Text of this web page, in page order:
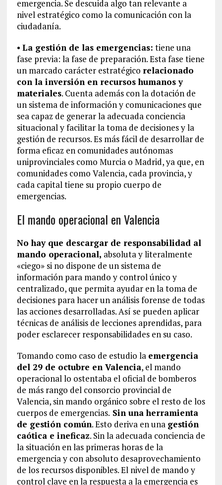
emergencia. Se descuida algo tan relevante a
nivel estratégico como la comunicación con la
ciudadanía.
• La gestión de las emergencias: tiene una
fase previa: la fase de preparación. Esta fase tiene
un marcado carácter estratégico relacionado
con la inversión en recursos humanos y
materiales. Cuenta además con la dotación de
un sistema de información y comunicaciones que
sea capaz de generar la adecuada conciencia
situacional y facilitar la toma de decisiones y la
gestión de recursos. Es más fácil de desarrollar de
forma eficaz en comunidades autónomas
uniprovinciales como Murcia o Madrid, ya que, en
comunidades como Valencia, cada provincia, y
cada capital tiene su propio cuerpo de
emergencias.
El mando operacional en Valencia
No hay que descargar de responsabilidad al
mando operacional, absoluta y literalmente
«ciego» si no dispone de un sistema de
información para mando y control único y
centralizado, que permita ayudar en la toma de
decisiones para hacer un análisis forense de todas
las acciones desarrolladas. Así se pueden aplicar
técnicas de análisis de lecciones aprendidas, para
poder esclarecer responsabilidades en su caso.
Tomando como caso de estudio la emergencia
del 29 de octubre en Valencia, el mando
operacional lo ostentaba el oficial de bomberos
de más rango del consorcio provincial de
Valencia, sin mando orgánico sobre el resto de los
cuerpos de emergencias. Sin una herramienta
de gestión común. Esto deriva en una gestión
caótica e ineficaz. Sin la adecuada conciencia de
la situación en las primeras horas de la
emergencia y con absoluto desaprovechamiento
de los recursos disponibles. El nivel de mando y
control clave en la respuesta a la emergencia es